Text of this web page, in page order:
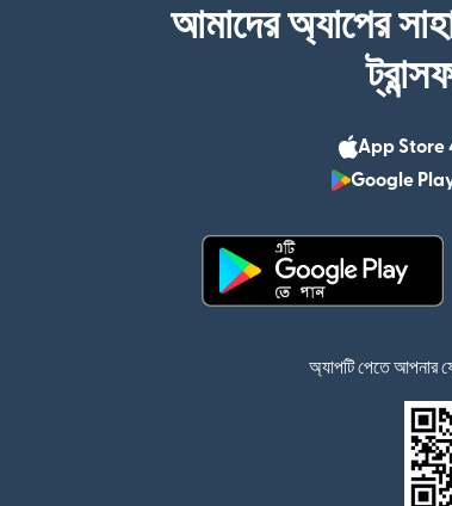
আমাদের অ্যাপের
App Store
Google Play
অ্যাপটি পেতে আপনার